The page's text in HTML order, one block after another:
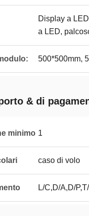
Display a
a LED,
500*500mm,
& di
minimo 1
caso di volo
L/C,D/A,D/